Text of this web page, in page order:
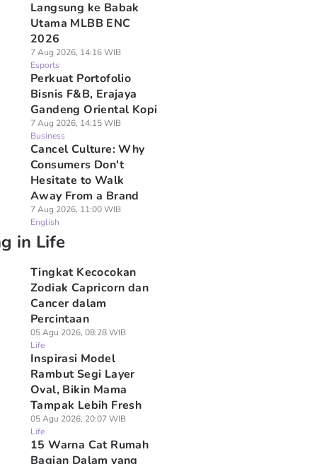
Langsung ke Babak
Utama MLBB ENC
2026
7 Aug 2026, 14:16 WIB
Esports
Perkuat Portofolio
Bisnis F&B, Erajaya
Gandeng Oriental Kopi
7 Aug 2026, 14:15 WIB
Business
Cancel Culture: Why
Consumers Don't
Hesitate to Walk
Away From a Brand
7 Aug 2026, 11:00 WIB
English
in Life
Tingkat Kecocokan
Zodiak Capricorn dan
Cancer dalam
Percintaan
05 Agu 2026, 08:28 WIB
Life
Inspirasi Model
Rambut Segi Layer
Oval, Bikin Mama
Tampak Lebih Fresh
05 Agu 2026, 20:07 WIB
Life
15 Warna Cat Rumah
Bagian Dalam yang